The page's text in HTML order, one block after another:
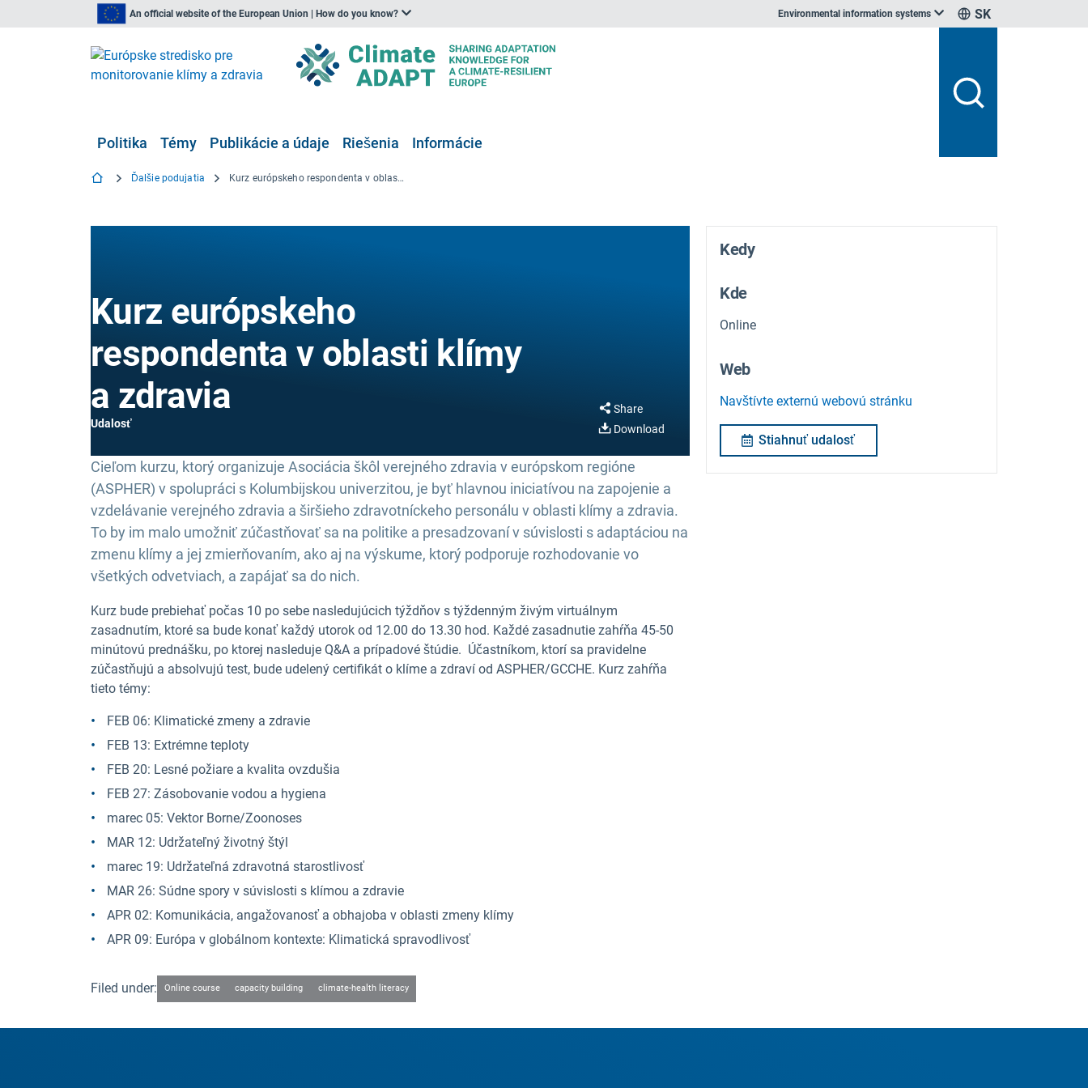
An official website of the European Union | How do you know? Environmental information systems SK
Politika Témy Publikácie a údaje Riešenia Informácie
Ďalšie podujatia Kurz európskeho respondenta v oblasti klímy a zdravia
Kurz európskeho
respondenta v oblasti klímy
a zdravia
Udalosť
Share
Download
Cieľom kurzu, ktorý organizuje Asociácia škôl verejného zdravia v európskom regióne
(ASPHER) v spolupráci s Kolumbijskou univerzitou, je byť hlavnou iniciatívou na zapojenie a
vzdelávanie verejného zdravia a širšieho zdravotníckeho personálu v oblasti klímy a zdravia.
To by im malo umožniť zúčastňovať sa na politike a presadzovaní v súvislosti s adaptáciou na
zmenu klímy a jej zmierňovaním, ako aj na výskume, ktorý podporuje rozhodovanie vo
všetkých odvetviach, a zapájať sa do nich.
Kurz bude prebiehať počas 10 po sebe nasledujúcich týždňov s týždenným živým virtuálnym
zasadnutím, ktoré sa bude konať každý utorok od 12.00 do 13.30 hod. Každé zasadnutie zahŕňa 45-50
minútovú prednášku, po ktorej nasleduje Q&A a prípadové štúdie. Účastníkom, ktorí sa pravidelne
zúčastňujú a absolvujú test, bude udelený certifikát o klíme a zdraví od ASPHER/GCCHE. Kurz zahŕňa
tieto témy:
FEB 06: Klimatické zmeny a zdravie
FEB 13: Extrémne teploty
FEB 20: Lesné požiare a kvalita ovzdušia
FEB 27: Zásobovanie vodou a hygiena
marec 05: Vektor Borne/Zoonoses
MAR 12: Udržateľný životný štýl
marec 19: Udržateľná zdravotná starostlivosť
MAR 26: Súdne spory v súvislosti s klímou a zdravie
APR 02: Komunikácia, angažovanosť a obhajoba v oblasti zmeny klímy
APR 09: Európa v globálnom kontexte: Klimatická spravodlivosť
Filed under: Online course capacity building climate-health literacy
Kedy
Kde
Online
Web
Navštívte externú webovú stránku
Stiahnuť udalosť